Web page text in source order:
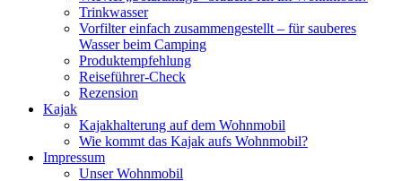
Trinkwasser
Vorfilter einfach zusammengestellt – für sauberes
Wasser beim Camping
Produktempfehlung
Reiseführer-Check
Rezension
Kajak
Kajakhalterung auf dem Wohnmobil
Wie kommt das Kajak aufs Wohnmobil?
Impressum
Unser Wohnmobil